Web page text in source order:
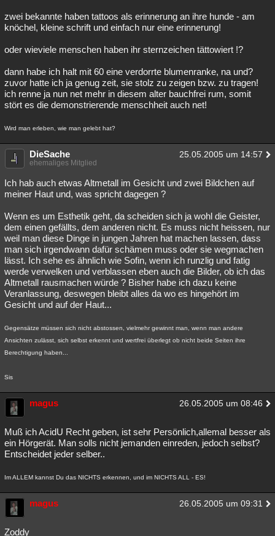
zwei bekannte haben tattoos als erinnerung an ihre hunde - am
knöchel, kleine schrift und einfach nur eine erinnerung!
oder wieviele menschen haben ihr sternzeichen tättowiert !?
dann habe ich halt mit 60 eine verdorrte blumenranke, na und?
zuvor hatte ich ja genug zeit, sie stolz zu zeigen bzw. zu tragen!
ich renne ja nun net mehr in diesem alter bauchfrei rum, somit
stört es die demonstrierende menschheit auch net!
Wird man erleben, wie man gelebt hat?
DieSache 25.05.2005 um 14:57
ehemaliges Mitglied
Ich hab auch etwas Altmetall im Gesicht und zwei Bildchen auf
meiner Haut und, was spricht dagegen ?
Wenn es um Esthetik geht, da scheiden sich ja wohl die Geister,
dem einen gefällts, dem anderen nicht. Es muss nicht heissen, nur
weil man diese Dinge in jungen Jahren hat machen lassen, dass
man sich irgendwann dafür schämen muss oder sie wegmachen
lässt. Ich sehe es ähnlich wie Sofin, wenn ich runzlig und fatig
werde verwelken und verblassen eben auch die Bilder, ob ich das
Altmetall rausmachen würde ? Bisher habe ich dazu keine
Veranlassung, deswegen bleibt alles da wo es hingehört im
Gesicht und auf der Haut...
Gegensätze müssen sich nicht abstossen, vielmehr gewinnt man, wenn man andere
Ansichten zulässt, sich selbst erkennt und wertfrei überlegt ob nicht beide Seiten ihre
Berechtigung haben...
Sis
magus 26.05.2005 um 08:46
Muß ich AcidU Recht geben, ist sehr Persönlich,allemal besser als
ein Hörgerät. Man solls nicht jemanden einreden, jedoch selbst?
Entscheidet jeder selber..
Im ALLEM kannst Du das NICHTS erkennen, und im NICHTS ALL - ES!
magus 26.05.2005 um 09:31
Zoddy